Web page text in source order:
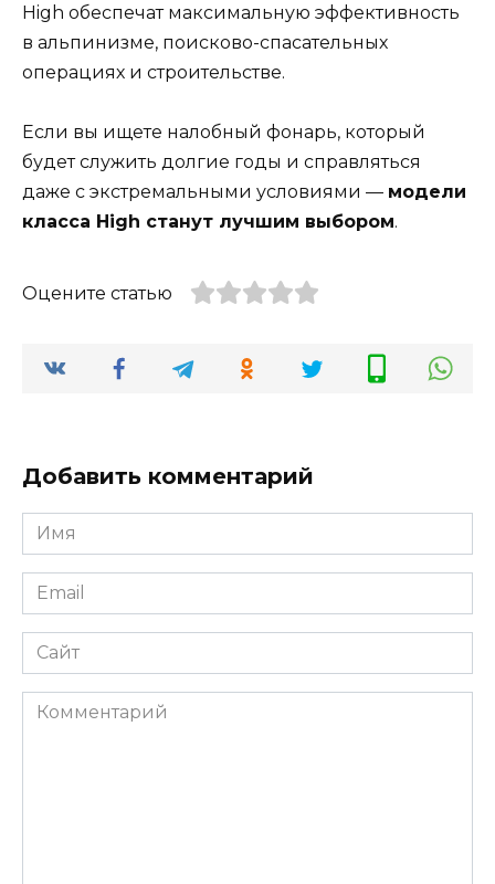
High обеспечат максимальную эффективность
в альпинизме, поисково-спасательных
операциях и строительстве.
Если вы ищете налобный фонарь, который
будет служить долгие годы и справляться
даже с экстремальными условиями — модели
класса High станут лучшим выбором.
Оцените статью
Добавить комментарий
Имя
*
Email
*
Сайт
Комментарий